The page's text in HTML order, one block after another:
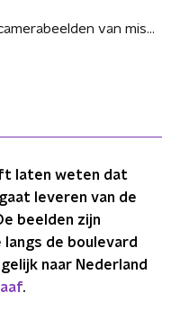
Het OM krijgt nieuwe camerabeelden van mishandelingen op Mallorca
laten weten dat
leveren van de
beelden zijn
de boulevard
naar Nederland
.